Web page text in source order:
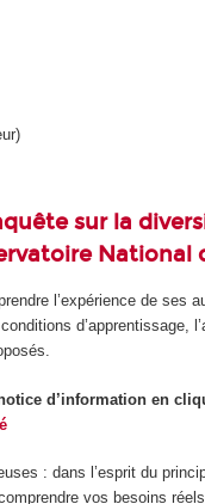
sur la
National
l’expérience de ses
d’apprentissage,
d’information en
: dans l’esprit du
vos besoins